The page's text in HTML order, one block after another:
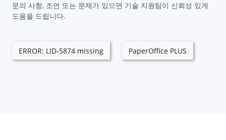
문의 사항, 조언 또는 문제가 있으면 기술 지원팀이 신뢰성 있게
도움을 드립니다.
ERROR: LID-5874 missing PaperOffice PLUS